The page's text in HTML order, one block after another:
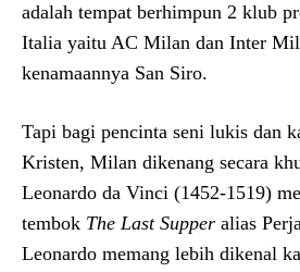
adalah tempat berhimpun 2 klub
Italia yaitu AC Milan dan Inter
kenamaannya San Siro.
Tapi bagi pencinta seni lukis dan
Kristen, Milan dikenang secara
Leonardo da Vinci (1452-1519)
tembok The Last Supper alias
Leonardo memang lebih dikenal